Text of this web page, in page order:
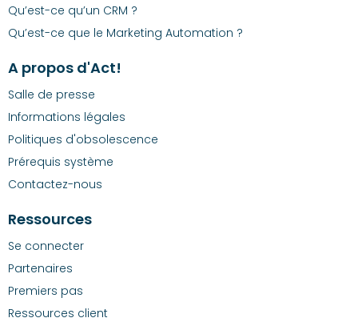
Qu’est-ce qu’un CRM ?
Qu’est-ce que le Marketing Automation ?
A propos d'Act!
Salle de presse
Informations légales
Politiques d'obsolescence
Prérequis système
Contactez-nous
Ressources
Se connecter
Partenaires
Premiers pas
Ressources client